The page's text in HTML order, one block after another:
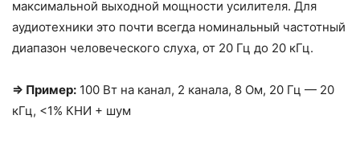
максимальной выходной мощности усилителя. Для
аудиотехники это почти всегда номинальный частотный
диапазон человеческого слуха, от 20 Гц до 20 кГц.
⇒ Пример: 100 Вт на канал, 2 канала, 8 Ом, 20 Гц — 20
кГц, <1% КНИ + шум